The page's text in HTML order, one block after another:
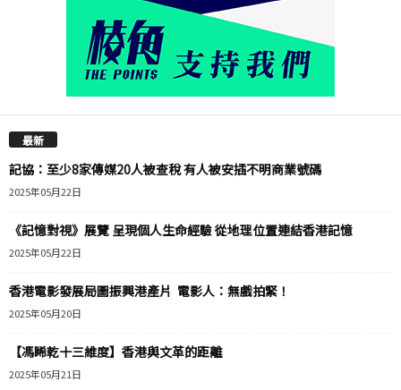
最新
記協：至少8家傳媒20人被查稅 有人被安插不明商業號碼
2025年05月22日
《記憶對視》展覽 呈現個人生命經驗 從地理位置連結香港記憶
2025年05月22日
香港電影發展局圖振興港產片 電影人：無戲拍緊！
2025年05月20日
【馮睎乾十三維度】香港與文革的距離
2025年05月21日